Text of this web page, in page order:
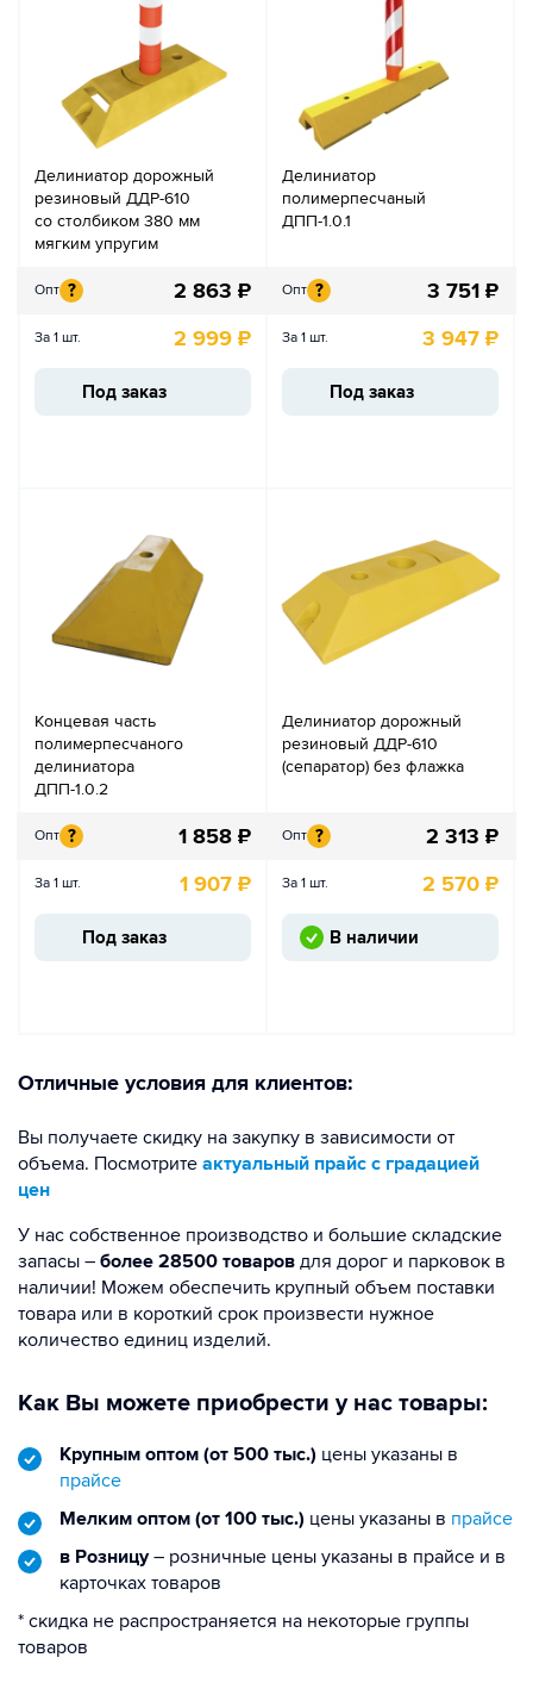
Делиниатор дорожный
резиновый ДДР-610
со столбиком 380 мм
мягким упругим
Опт ? 2 863 ₽
За 1 шт. 2 999 ₽
Под заказ
Делиниатор
полимерпесчаный
ДПП-1.0.1
Опт ? 3 751 ₽
За 1 шт. 3 947 ₽
Под заказ
Концевая часть
полимерпесчаного
делиниатора
ДПП-1.0.2
Опт ? 1 858 ₽
За 1 шт. 1 907 ₽
Под заказ
Делиниатор дорожный
резиновый ДДР-610
(сепаратор) без флажка
Опт ? 2 313 ₽
За 1 шт. 2 570 ₽
В наличии
Отличные условия для клиентов:
Вы получаете скидку на закупку в зависимости от
объема. Посмотрите актуальный прайс с градацией
цен
У нас собственное производство и большие складские
запасы – более 28500 товаров для дорог и парковок в
наличии! Можем обеспечить крупный объем поставки
товара или в короткий срок произвести нужное
количество единиц изделий.
Как Вы можете приобрести у нас товары:
Крупным оптом (от 500 тыс.) цены указаны в
прайсе
Мелким оптом (от 100 тыс.) цены указаны в прайсе
в Розницу– розничные цены указаны в прайсе и в
карточках товаров
* скидка не распространяется на некоторые группы
товаров